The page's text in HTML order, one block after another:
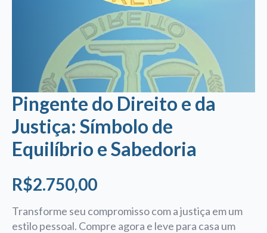
Pingente do Direito e da
Justiça: Símbolo de
Equilíbrio e Sabedoria
R$2.750,00
Transforme seu compromisso com a justiça em um
estilo pessoal. Compre agora e leve para casa um